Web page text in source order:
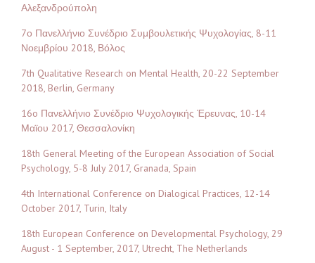
Αλεξανδρούπολη
7ο Πανελλήνιο Συνέδριο Συμβουλετικής Ψυχολογίας, 8-11
Νοεμβρίου 2018, Βόλος
7th Qualitative Research on Mental Health, 20-22 September
2018, Berlin, Germany
16o Πανελλήνιο Συνέδριο Ψυχολογικής Έρευνας, 10-14
Μαϊου 2017, Θεσσαλονίκη
18th General Meeting of the European Association of Social
Psychology, 5-8 July 2017, Granada, Spain
4th International Conference on Dialogical Practices, 12-14
October 2017, Turin, Italy
18th European Conference on Developmental Psychology, 29
August - 1 September, 2017, Utrecht, The Netherlands